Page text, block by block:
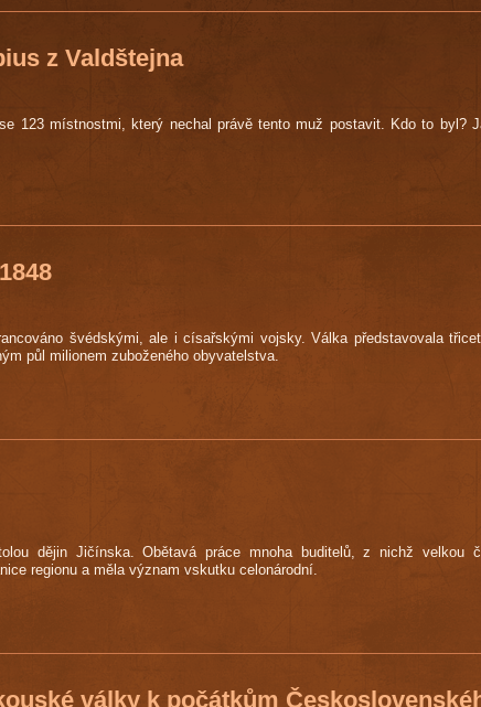
z Valdštejna
123 místnostmi, který nechal právě tento muž postavit. Kdo to byl?
švédskými, ale i císařskými vojsky. Válka představovala
půl milionem zuboženého obyvatelstva.
dějin Jičínska. Obětavá práce mnoha buditelů, z nichž velkou
regionu a měla význam vskutku celonárodní.
války k počátkům